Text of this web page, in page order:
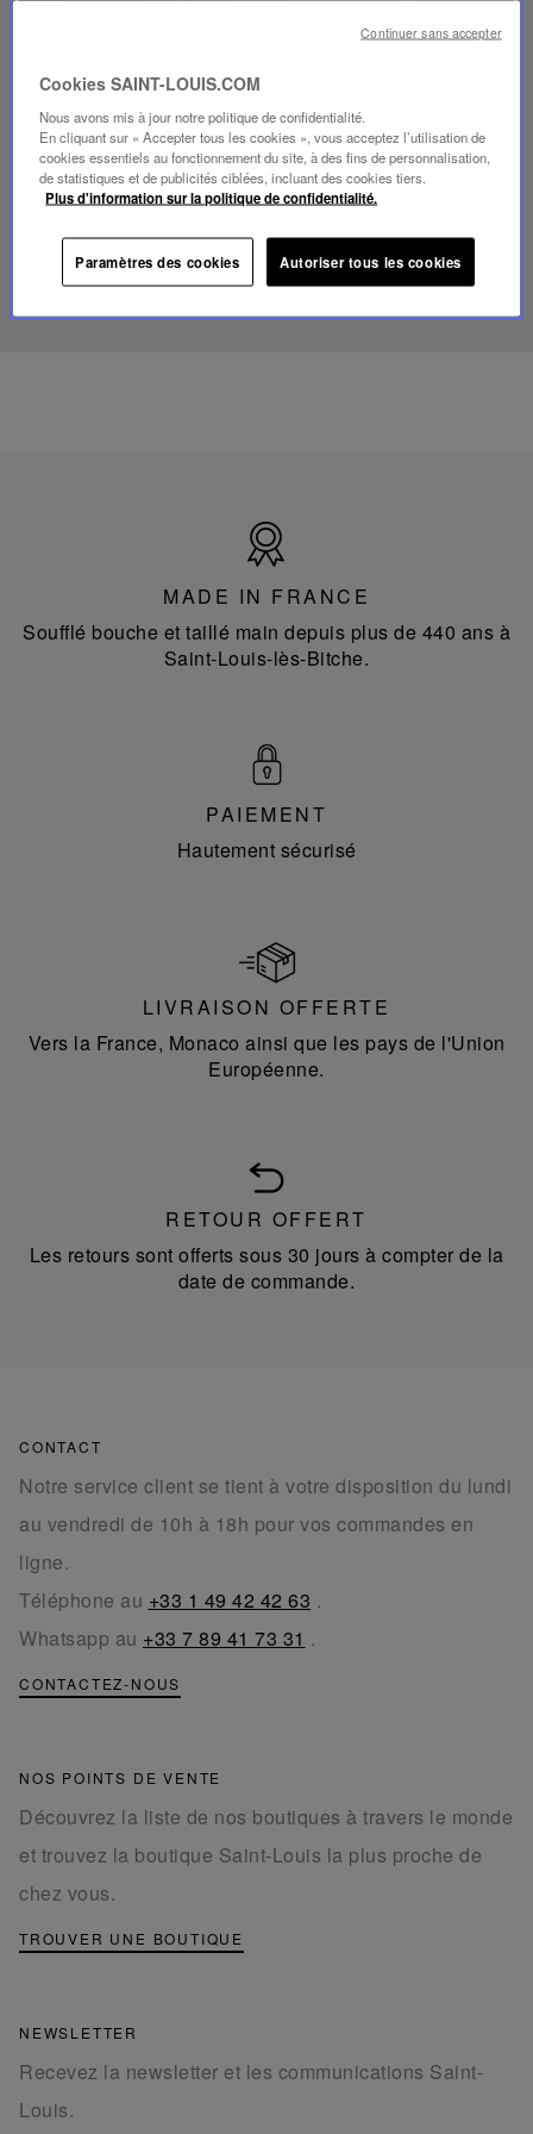
la
video
Youtube
video,
Folia
mini
lamp
France
MADE IN FRANCE
Soufflé bouche et taillé main depuis plus de 440 ans à
Saint-Louis-lès-Bitche.
PAIEMENT
Hautement sécurisé
LIVRAISON OFFERTE
Vers la France, Monaco ainsi que les pays de l'Union
Européenne.
RETOUR OFFERT
Les retours sont offerts sous 30 jours à compter de la
date de commande.
CONTACT
Notre service client se tient à votre disposition du lundi
au vendredi de 10h à 18h pour vos commandes en
ligne.
Téléphone au +33 1 49 42 42 63 .
Whatsapp au +33 7 89 41 73 31 .
CONTACTEZ-NOUS
NOS POINTS DE VENTE
Découvrez la liste de nos boutiques à travers le monde
et trouvez la boutique Saint-Louis la plus proche de
chez vous.
TROUVER UNE BOUTIQUE
NEWSLETTER
Recevez la newsletter et les communications Saint-
Louis.
Cookies SAINT-LOUIS.COM
Nous avons mis à jour notre politique de confidentialité.
En cliquant sur « Accepter tous les cookies », vous acceptez l’utilisation de
cookies essentiels au fonctionnement du site, à des fins de personnalisation,
de statistiques et de publicités ciblées, incluant des cookies tiers.
Plus d'information sur la politique de confidentialité.
Paramètres des cookies Autoriser tous les cookies
Continuer sans accepter